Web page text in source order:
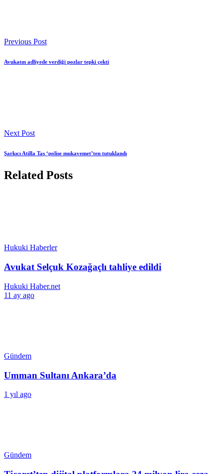
Previous Post
Avukatın adliyede verdiği pozlar tepki çekti
Next Post
Şarkıcı Atilla Taş ‘polise mukavemet’ten tutuklandı
Related Posts
Hukuki Haberler
Avukat Selçuk Kozağaçlı tahliye edildi
Hukuki Haber.net
11 ay ago
Gündem
Umman Sultanı Ankara’da
1 yıl ago
Gündem